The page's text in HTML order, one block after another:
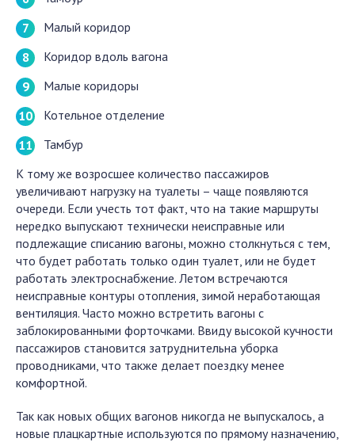
Малый коридор
Коридор вдоль вагона
Малые коридоры
Котельное отделение
Тамбур
К тому же возросшее количество пассажиров
увеличивают нагрузку на туалеты – чаще появляются
очереди. Если учесть тот факт, что на такие маршруты
нередко выпускают технически неисправные или
подлежащие списанию вагоны, можно столкнуться с тем,
что будет работать только один туалет, или не будет
работать электроснабжение. Летом встречаются
неисправные контуры отопления, зимой неработающая
вентиляция. Часто можно встретить вагоны с
заблокированными форточками. Ввиду высокой кучности
пассажиров становится затруднительна уборка
проводниками, что также делает поездку менее
комфортной.
Так как новых общих вагонов никогда не выпускалось, а
новые плацкартные используются по прямому назначению,